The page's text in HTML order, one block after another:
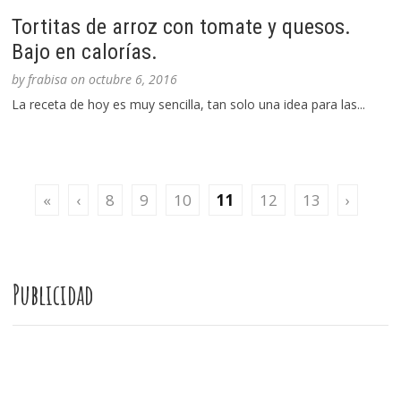
Tortitas de arroz con tomate y quesos.
Bajo en calorías.
byfrabisa onoctubre 6, 2016
La receta de hoy es muy sencilla, tan solo una idea para las...
« ‹ 8 9 10 11 12 13 ›
Publicidad